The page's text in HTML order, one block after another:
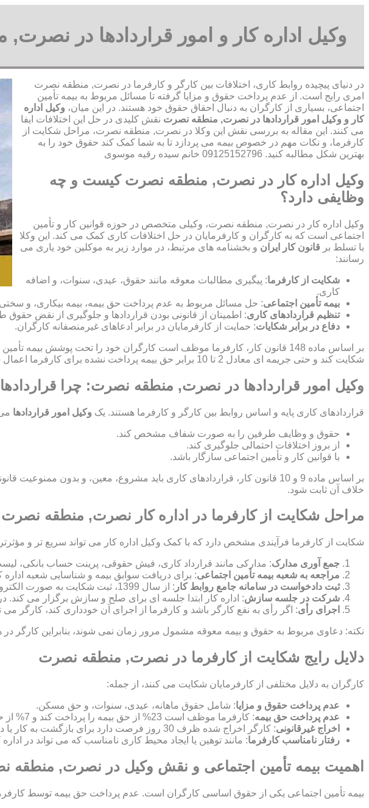
وکیل اداره کار و امور قراردادها در
در دنیای پیچیده روابط کاری، اختلافات بین کارگر و کارفرما در نصرت, منطقه نصرت
امری رایج است. از عدم پرداخت حقوق و مزایا گرفته تا مسائل مربوط به بیمه تأمین
اجتماعی، بسیاری از کارگران به دنبال احقاق حقوق خود هستند. در این میان، وکیل اداره
کار و وکیل امور قراردادها در نصرت, منطقه نصرت نقش کلیدی در حل این اختلافات ایفا
می کنند. این مقاله به بررسی نقش این وکلا در نصرت, منطقه نصرت، مراحل شکایت از
کارفرما، و نکات مهم در خصوص بیمه می پردازد تا به شما کمک کند حقوق خود را به
بهترین شکل مطالبه کنید. 09125152796 خانم سیده رقیه موسوی
وکیل اداره کار در نصرت, منطقه نصرت کیست و چه
وظایفی دارد؟
وکیل اداره کار در نصرت, منطقه نصرت، وکیلی متخصص در حوزه قوانین کار و تأمین
اجتماعی است که به کارگران و کارفرمایان در حل اختلافات کاری کمک می کند. این وکلا
با تسلط بر قانون کار ایران و بخشنامه های مرتبط، در موارد زیر به موکلین خود یاری می
رسانند:
شکایت از کارفرما: پیگیری مطالبات معوقه مانند حقوق، عیدی، سنوات، و اضافه
کاری.
بیمه تأمین اجتماعی: حل مسائل مربوط به عدم پرداخت حق بیمه، بیمه بیکاری، و
تنظیم قراردادهای کاری: اطمینان از قانونی بودن قراردادها و جلوگیری از نقض حقوق
دفاع در برابر شکایات: حمایت از کارفرمایان در برابر ادعاهای غیرمنصفانه کارگران.
بر اساس ماده 148 قانون کار، کارفرما موظف است کارگران خود را تحت پوشش
شکایت کند و حتی جریمه ای معادل 2 تا 10 برابر حق بیمه پرداخت نشده برای کارفرما اعمال شود.
وکیل امور قراردادها در نصرت, منطقه نصرت: چرا
قراردادهای کاری پایه و اساس روابط بین کارگر و کارفرما هستند. یک وکیل امور قراردادها
حقوق و وظایف طرفین را به صورت شفاف مشخص کند.
از بروز اختلافات احتمالی جلوگیری کند.
با قوانین کار و تأمین اجتماعی سازگار باشد.
بر اساس ماده 9 و 10 قانون کار، قراردادهای کاری باید مشروع، معین، و
خلاف آن ثابت شود.
مراحل شکایت از کارفرما در اداره کار نصرت, منطقه نصرت
شکایت از کارفرما فرآیندی مشخص دارد که با کمک وکیل اداره کار می تواند سریع تر و
جمع آوری مدارک: مدارکی مانند قرارداد کاری، فیش حقوقی، پرینت حساب بانکی،
مراجعه به شعبه بیمه تأمین اجتماعی: برای دریافت سوابق بیمه و شناسایی شعبه اداره
ثبت دادخواست در سامانه جامع روابط کار : از سال 1399، ثبت شکایت به صورت الکترونیکی در این سامانه انجام می شود.
شرکت در جلسه سازش: اداره کار ابتدا جلسه ای برای صلح و سازش برگزار می
اجرای رأی: اگر رأی به نفع کارگر باشد و کارفرما از اجرای آن خودداری کند، کارگر
نکته: دعاوی مربوط به حقوق و بیمه معوقه مشمول مرور زمان نمی شوند، بنابراین کارگر
دلایل رایج شکایت از کارفرما در نصرت, منطقه نصرت
کارگران به دلایل مختلفی از کارفرمایان شکایت می کنند، از جمله:
عدم پرداخت حقوق و مزایا: شامل حقوق ماهانه، عیدی، سنوات، و حق مسکن.
عدم پرداخت حق بیمه: کارفرما موظف است 23% از حق بیمه را پرداخت کند و 7% از حقوق کارگر کسر می شود.
اخراج غیرقانونی: کارگر اخراج شده ظرف 30 روز فرصت دارد برای بازگشت به کار یا دریافت بیمه بیکاری شکایت کند.
رفتار نامناسب کارفرما: مانند توهین یا ایجاد محیط کاری نامناسب که می تواند در
اهمیت بیمه تأمین اجتماعی و نقش وکیل در نصرت, منطقه
بیمه تأمین اجتماعی یکی از حقوق اساسی کارگران است. عدم پرداخت حق بیمه توسط